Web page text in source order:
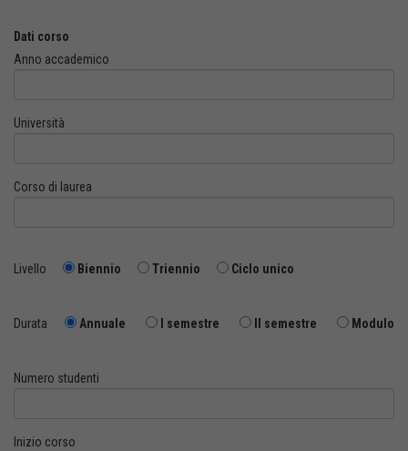
Dati corso
Anno accademico
Università
Corso di laurea
Livello Biennio Triennio Ciclo unico
Durata Annuale I semestre II semestre Modulo
Numero studenti
Inizio corso